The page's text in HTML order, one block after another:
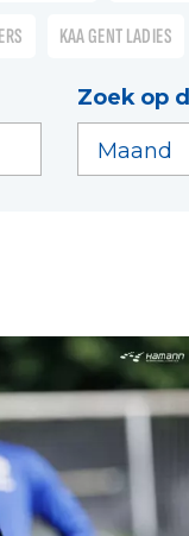
KAA GENT LADIES
Zoek op